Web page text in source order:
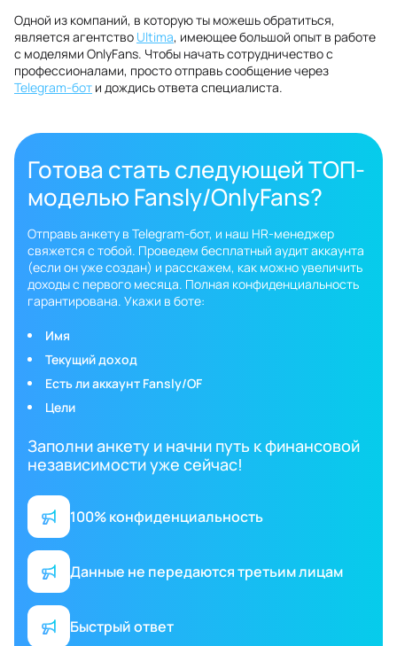
Одной из компаний, в которую ты можешь обратиться,
является агентство Ultima, имеющее большой опыт в работе
с моделями OnlyFans. Чтобы начать сотрудничество с
профессионалами, просто отправь сообщение через
Telegram-бот и дождись ответа специалиста.
Готова стать следующей ТОП-
моделью Fansly/OnlyFans?
Отправь анкету в Telegram-бот, и наш HR-менеджер
свяжется с тобой. Проведем бесплатный аудит аккаунта
(если он уже создан) и расскажем, как можно увеличить
доходы с первого месяца. Полная конфиденциальность
гарантирована. Укажи в боте:
Имя
Текущий доход
Есть ли аккаунт Fansly/OF
Цели
Заполни анкету и начни путь к финансовой
независимости уже сейчас!
100% конфиденциальность
Данные не передаются третьим лицам
Быстрый ответ